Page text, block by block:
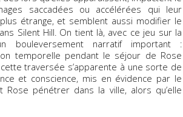
saccadées ou accélérées qui leur
étrange, et semblent aussi modifier le
Silent Hill. On tient là, avec ce jeu sur la
bouleversement narratif important :
temporelle pendant le séjour de Rose
cette traversée s’apparente à une sorte de
et conscience, mis en évidence par le
Rose pénétrer dans la ville, alors qu’elle